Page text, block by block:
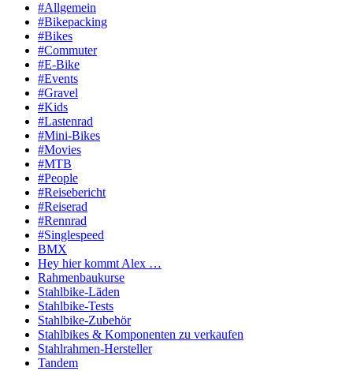
#Allgemein
#Bikepacking
#Bikes
#Commuter
#E-Bike
#Events
#Gravel
#Kids
#Lastenrad
#Mini-Bikes
#Movies
#MTB
#People
#Reisebericht
#Reiserad
#Rennrad
#Singlespeed
BMX
Hey hier kommt Alex …
Rahmenbaukurse
Stahlbike-Läden
Stahlbike-Tests
Stahlbike-Zubehör
Stahlbikes & Komponenten zu verkaufen
Stahlrahmen-Hersteller
Tandem